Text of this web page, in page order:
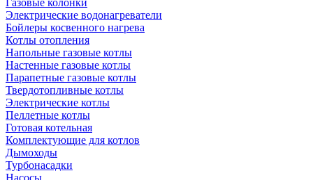
Газовые колонки
Электрические водонагреватели
Бойлеры косвенного нагрева
Котлы отопления
Напольные газовые котлы
Настенные газовые котлы
Парапетные газовые котлы
Твердотопливные котлы
Электрические котлы
Пеллетные котлы
Готовая котельная
Комплектующие для котлов
Дымоходы
Турбонасадки
Насосы